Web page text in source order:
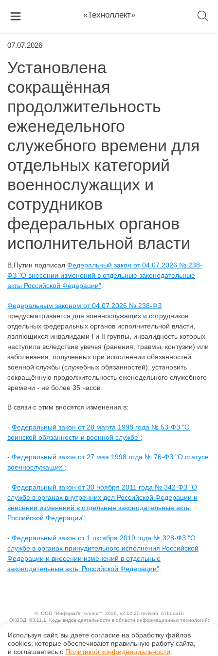
«Техноллект»
07.07.2026
Установлена
сокращённая
продолжительность
еженедельного
служебного времени для
отдельных категорий
военнослужащих и
сотрудников
федеральных органов
исполнительной власти
В.Путин подписал Федеральный закон от 04.07.2026 № 238-
ФЗ "О внесении изменений в отдельные законодательные
акты Российской Федерации"
Федеральным законом от 04.07.2026 № 238-ФЗ
предусматривается для военнослужащих и сотрудников
отдельных федеральных органов исполнительной власти,
являющихся инвалидами I и II группы, инвалидность которых
наступила вследствие увечья (ранения, травмы, контузии) или
заболевания, полученных при исполнении обязанностей
военной службы (служебных обязанностей), установить
сокращённую продолжительность еженедельного служебного
времени - не более 35 часов.
В связи с этим вносятся изменения в:
- Федеральный закон от 28 марта 1998 года № 53-ФЗ "О
воинской обязанности и военной службе";
- Федеральный закон от 27 мая 1998 года № 76-ФЗ "О статусе
военнослужащих";
- Федеральный закон от 30 ноября 2011 года № 342-ФЗ "О
службе в органах внутренних дел Российской Федерации и
внесении изменений в отдельные законодательные акты
Российской Федерации";
- Федеральный закон от 1 октября 2019 года № 328-ФЗ "О
службе в органах принудительного исполнения Российской
Федерации и внесении изменений в отдельные
законодательные акты Российской Федерации"
© ООО "ИнформИнтеллект", 2026, v2.12.20 revision: 67b0ca1b
ОКВЭД: 63.11.1, Коды видов деятельности в области информационных технологий:
Ценовая политика
Исключительные авторские и смежные права принадлежат АО «Кодекс».
Используя сайт, вы даете согласие на обработку файлов
сооkiеs, которые обеспечивают правильную работу сайта,
и соглашаетесь с Политикой конфиденциальности.